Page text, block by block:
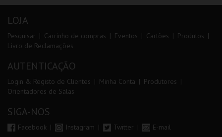
LOJA
Pesquisar Carrinho de compras Eventos Cartões
Produtos
Livro de Reclamações
AUTENTICAÇÃO
Login & Registo de Clientes Minha Conta
Produtores
Orientadores de Salas
SIGA-NOS
Facebook Instagram Twitter E-mail